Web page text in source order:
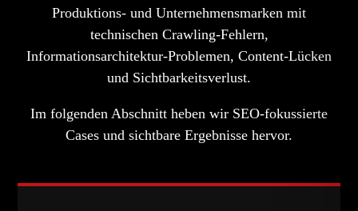
Produktions- und Unternehmensmarken mit
technischen Crawling-Fehlern,
Informationsarchitektur-Problemen, Content-Lücken
und Sichtbarkeitsverlust.
Im folgenden Abschnitt heben wir SEO-fokussierte
Cases und sichtbare Ergebnisse hervor.